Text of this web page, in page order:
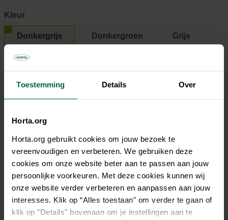
Toestemming Details Over
Horta.org
Horta.org gebruikt cookies om jouw bezoek te
vereenvoudigen en verbeteren. We gebruiken deze
cookies om onze website beter aan te passen aan jouw
persoonlijke voorkeuren. Met deze cookies kunnen wij
onze website verder verbeteren en aanpassen aan jouw
interesses. Klik op “Alles toestaan" om verder te gaan of
klik op "Details" bovenaan om je instellingen aan te
Kleur
Donkergrijs Donkergroen Grijs
Rood
€ 29,95
Niet elke winkel heeft hetzelfde assortiment